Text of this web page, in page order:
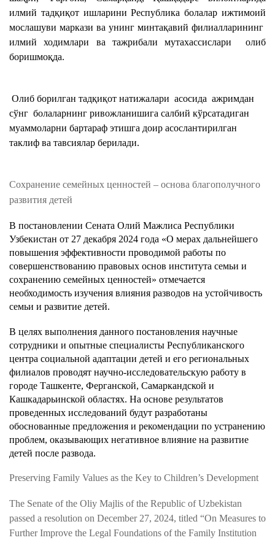
илмий тадқиқот ишларини Республика болалар ижтимоий
мослашуви маркази ва унинг минтақавий филиалларининг
илмий ходимлари ва тажрибали мутахассислари олиб
боришмоқда.
Олиб борилган тадқиқот натижалари асосида ажримдан
сўнг болаларнинг ривожланишига салбий кўрсатадиган
муаммоларни бартараф этишга доир асослантирилган
таклиф ва тавсиялар берилади.
Сохранение семейных ценностей – основа благополучного
развития детей
В постановлении Сената Олий Мажлиса Республики
Узбекистан от 27 декабря 2024 года «О мерах дальнейшего
повышения эффективности проводимой работы по
совершенствованию правовых основ института семьи и
сохранению семейных ценностей» отмечается
необходимость изучения влияния разводов на устойчивость
семьи и развитие детей.
В целях выполнения данного постановления научные
сотрудники и опытные специалисты Республиканского
центра социальной адаптации детей и его региональных
филиалов проводят научно-исследовательскую работу в
городе Ташкенте, Ферганской, Самаркандской и
Кашкадарьинской областях. На основе результатов
проведенных исследований будут разработаны
обоснованные предложения и рекомендации по устранению
проблем, оказывающих негативное влияние на развитие
детей после развода.
Preserving Family Values as the Key to Children’s Development
The Senate of the Oliy Majlis of the Republic of Uzbekistan
passed a resolution on December 27, 2024, titled “On Measures to
Further Improve the Legal Foundations of the Family Institution